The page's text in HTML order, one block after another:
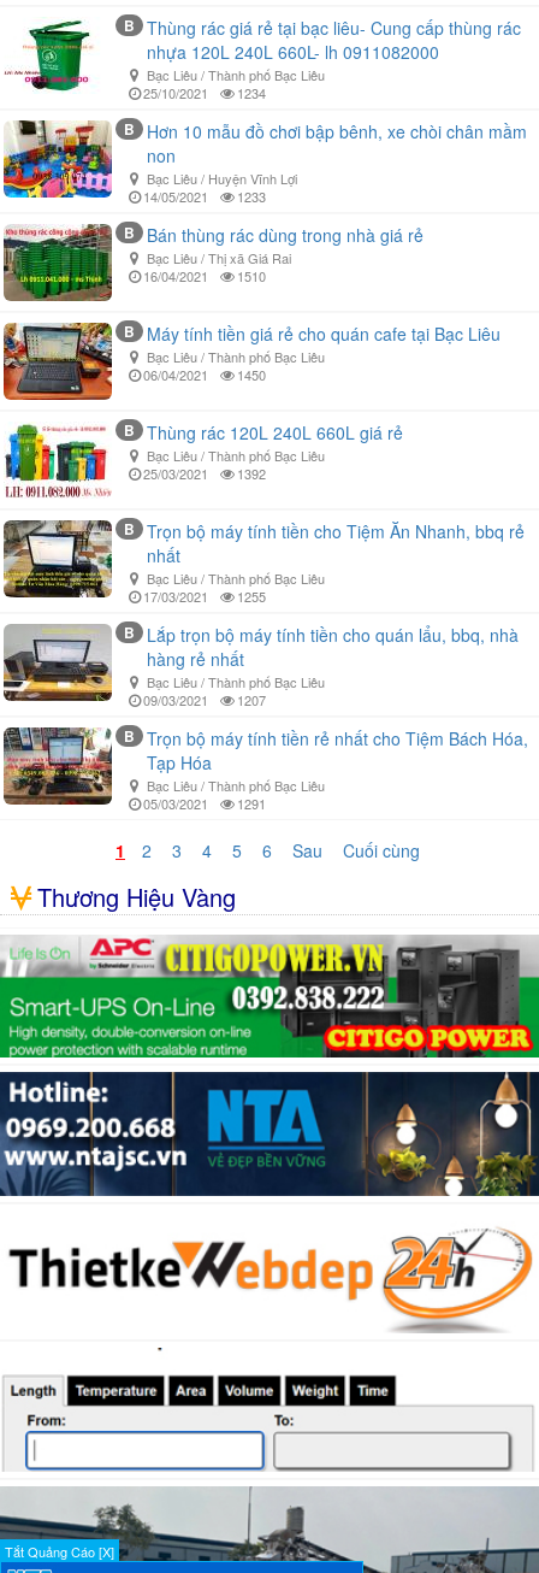
B
Thùng rác giá rẻ tại bạc liêu- Cung cấp thùng rác
nhựa 120L 240L 660L- lh 0911082000
Bạc Liêu / Thành phố Bạc Liêu
25/10/2021
1234
B
Hơn 10 mẫu đồ chơi bập bênh, xe chòi chân mầm
non
Bạc Liêu / Huyện Vĩnh Lợi
14/05/2021
1233
B Bán thùng rác dùng trong nhà giá rẻ
Bạc Liêu / Thị xã Giá Rai
16/04/2021
1510
B Máy tính tiền giá rẻ cho quán cafe tại Bạc Liêu
Bạc Liêu / Thành phố Bạc Liêu
06/04/2021
1450
B Thùng rác 120L 240L 660L giá rẻ
Bạc Liêu / Thành phố Bạc Liêu
25/03/2021
1392
B
Trọn bộ máy tính tiền cho Tiệm Ăn Nhanh, bbq rẻ
nhất
Bạc Liêu / Thành phố Bạc Liêu
17/03/2021
1255
B
Lắp trọn bộ máy tính tiền cho quán lẩu, bbq, nhà
hàng rẻ nhất
Bạc Liêu / Thành phố Bạc Liêu
09/03/2021
1207
B
Trọn bộ máy tính tiền rẻ nhất cho Tiệm Bách Hóa,
Tạp Hóa
Bạc Liêu / Thành phố Bạc Liêu
05/03/2021
1291
1 2 3 4 5 6 Sau Cuối cùng
Thương Hiệu Vàng
Tắt Quảng Cáo [X]